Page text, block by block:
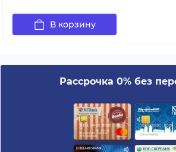
В корзину
Рассрочка 0% без